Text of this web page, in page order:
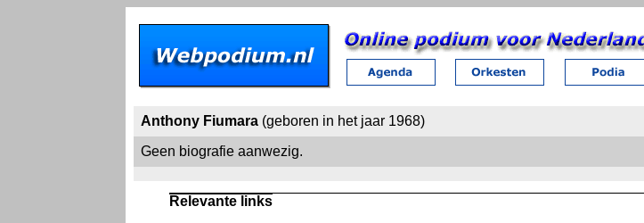
Anthony Fiumara (geboren in het jaar 1968)
Geen biografie aanwezig.
Relevante links